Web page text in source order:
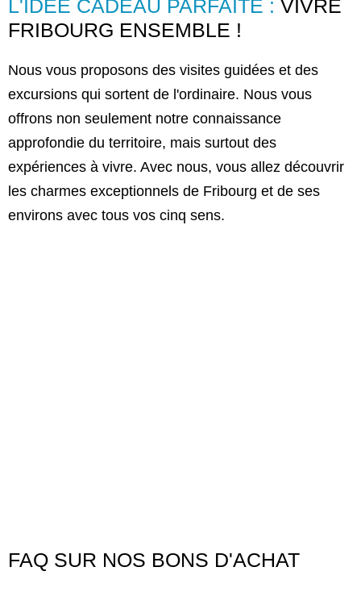
L'IDÉE CADEAU PARFAITE : VIVRE
FRIBOURG ENSEMBLE !
Nous vous proposons des visites guidées et des
excursions qui sortent de l'ordinaire. Nous vous
offrons non seulement notre connaissance
approfondie du territoire, mais surtout des
expériences à vivre. Avec nous, vous allez découvrir
les charmes exceptionnels de Fribourg et de ses
environs avec tous vos cinq sens.
FAQ SUR NOS BONS D'ACHAT